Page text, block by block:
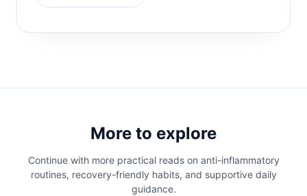
More to explore
Continue with more practical reads on anti-inflammatory
routines, recovery-friendly habits, and supportive daily
guidance.